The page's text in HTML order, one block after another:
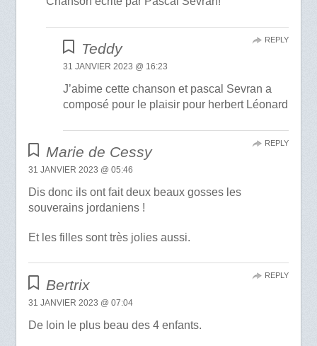
Teddy
31 JANVIER 2023 @ 16:23
J’abime cette chanson et pascal Sevran a
composé pour le plaisir pour herbert Léonard
REPLY
Marie de Cessy
31 JANVIER 2023 @ 05:46
Dis donc ils ont fait deux beaux gosses les
souverains jordaniens !
Et les filles sont très jolies aussi.
REPLY
Bertrix
31 JANVIER 2023 @ 07:04
De loin le plus beau des 4 enfants.
REPLY